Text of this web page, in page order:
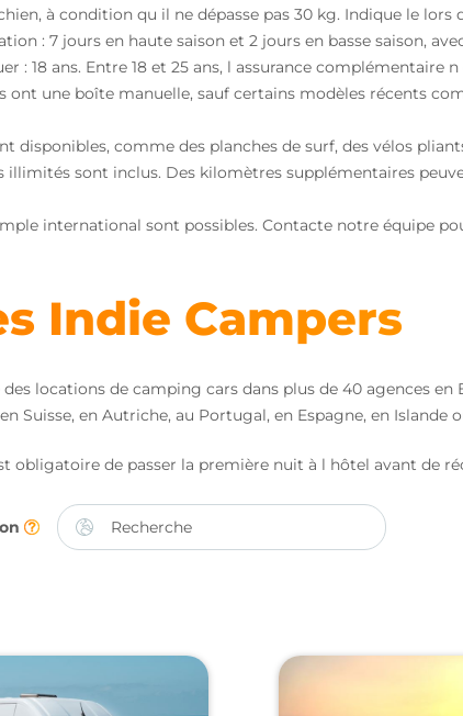
à condition qu il ne dépasse pas 30 kg. Indique le
: 7 jours en haute saison et 2 jours en basse saison,
: 18 ans. Entre 18 et 25 ans, l assurance complémentaire
ont une boîte manuelle, sauf certains modèles récents
disponibles, comme des planches de surf, des vélos
illimités sont inclus. Des kilomètres supplémentaires
international sont possibles. Contacte notre équipe
Indie Campers
locations de camping cars dans plus de 40 agences
Suisse, en Autriche, au Portugal, en Espagne, en Islande
obligatoire de passer la première nuit à l hôtel avant de